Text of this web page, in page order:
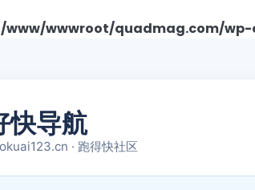
/www/wwwroot/quadmag.com/